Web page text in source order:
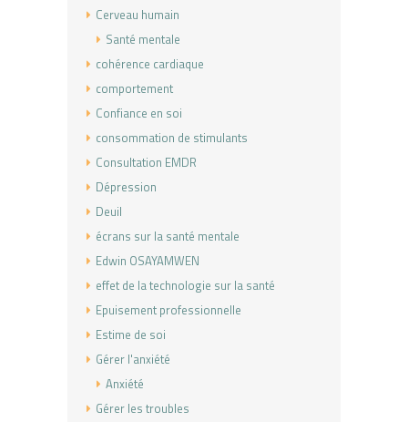
Cerveau humain
Santé mentale
cohérence cardiaque
comportement
Confiance en soi
consommation de stimulants
Consultation EMDR
Dépression
Deuil
écrans sur la santé mentale
Edwin OSAYAMWEN
effet de la technologie sur la santé
Epuisement professionnelle
Estime de soi
Gérer l'anxiété
Anxiété
Gérer les troubles